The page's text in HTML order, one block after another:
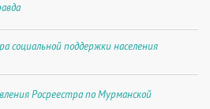
социальной поддержки населения
Росреестра по Мурманской